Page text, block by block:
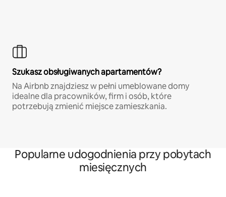
Szukasz obsługiwanych apartamentów?
Na Airbnb znajdziesz w pełni umeblowane domy
idealne dla pracowników, firm i osób, które
potrzebują zmienić miejsce zamieszkania.
Popularne udogodnienia przy pobytach
miesięcznych